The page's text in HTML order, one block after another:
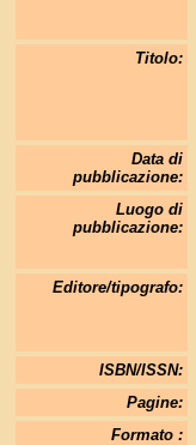
Titolo:
Data di
pubblicazione:
Luogo di
pubblicazione:
Editore/tipografo:
ISBN/ISSN:
Pagine:
Formato :